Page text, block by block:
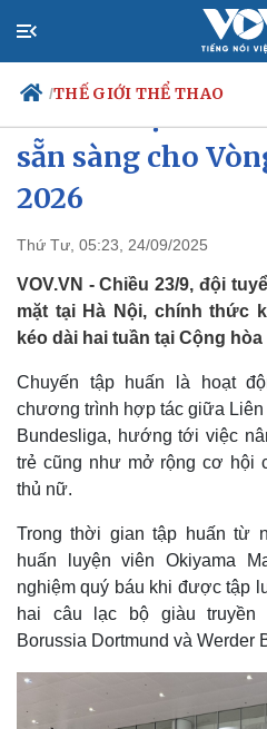
/THẾ GIỚI THỂ THAO
Chính trị
Đảng
Quốc hội
Nhận diện sự thật
sẵn sàng cho
2026
Thứ Tư, 05:23, 24/09/2025
VOV.VN - Chiều 23/9, đội
mặt tại Hà Nội, chính thức
kéo dài hai tuần tại Cộng
Chuyến tập huấn là hoạt
chương trình hợp tác giữa
Bundesliga, hướng tới việc
trẻ cũng như mở rộng cơ hội
thủ nữ.
Trong thời gian tập huấn từ
huấn luyện viên Okiyama
nghiệm quý báu khi được tập
hai câu lạc bộ giàu truyền
Borussia Dortmund và Werder